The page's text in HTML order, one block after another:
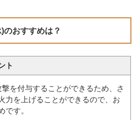
のおすすめは？
ト
撃を付与することができるため、さ
力を上げることができるので、お
です。